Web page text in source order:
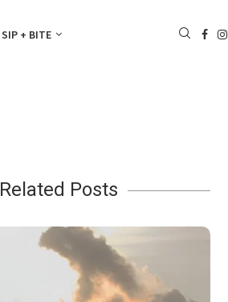
SIP + BITE
Related Posts